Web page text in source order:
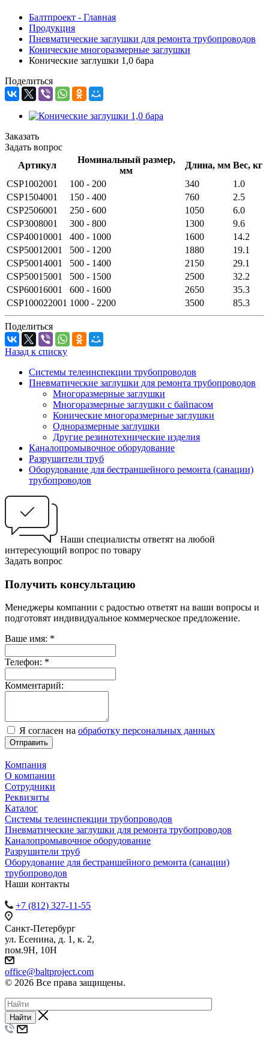
Балтпроект - Главная
Продукция
Пневматические заглушки для ремонта трубопроводов
Конические многоразмерные заглушки
Конические заглушки 1,0 бара
Поделиться
Заказать
Задать вопрос
Артикул
Номинальный размер,
мм
Длина, мм Вес, кг
CSP1002001
100 - 200 340
1.0
CSP1504001
150 - 400 760
2.5
CSP2506001
250 - 600 1050
6.0
CSP3008001
300 - 800 1300
9.6
CSP40010001
400 - 1000 1600
14.2
CSP50012001
500 - 1200 1880
19.1
CSP50014001
500 - 1400 2150
29.1
CSP50015001
500 - 1500 2500
32.2
CSP60016001
600 - 1600 2650
35.3
CSP100022001 1000 - 2200 3500 85.3
Поделиться
Назад к списку
Системы телеинспекции трубопроводов
Пневматические заглушки для ремонта трубопроводов
Многоразмерные заглушки
Многоразмерные заглушки с байпасом
Конические многоразмерные заглушки
Одноразмерные заглушки
Другие резинотехнические изделия
Каналопромывочное оборудование
Разрушители труб
Оборудование для бестраншейного ремонта (санации)
трубопроводов
Наши специалисты ответят на любой
интересующий вопрос по товару
Задать вопрос
Получить консультацию
Менеджеры компании с радостью ответят на ваши вопросы и
подготовят индивидуальное коммерческое предложение.
Ваше имя: *
Телефон: *
Комментарий:
Я согласен на обработку персональных данных
Отправить
Компания
О компании
Сотрудники
Реквизиты
Каталог
Системы телеинспекции трубопроводов
Пневматические заглушки для ремонта трубопроводов
Каналопромывочное оборудование
Разрушители труб
Оборудование для бестраншейного ремонта (санации)
трубопроводов
Наши контакты
+7 (812) 327-11-55
Санкт-Петербург
ул. Есенина, д. 1, к. 2,
пом.9Н, 10Н
office@baltproject.com
© 2026 Все права защищены.
Найти